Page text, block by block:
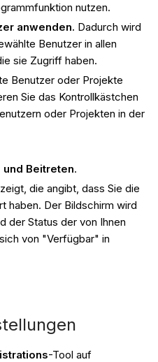
nutzen.
anwenden. Dadurch wird
Benutzer in allen
sie Zugriff haben.
Benutzer oder Projekte
Sie das Kontrollkästchen
oder Projekten in der
Beitreten.
die angibt, dass Sie die
haben. Der Bildschirm wird
der Status der von Ihnen
von "Verfügbar" in
-Tool auf